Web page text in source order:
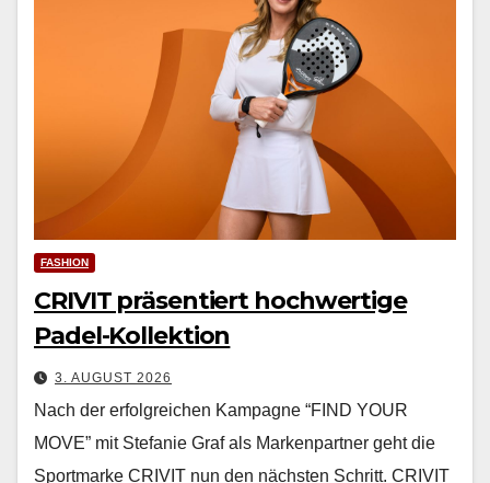
FASHION
CRIVIT präsentiert hochwertige
Padel-Kollektion
3. AUGUST 2026
Nach der erfol­gre­ichen Kam­pagne “FIND YOUR
MOVE” mit Ste­fanie Graf als Marken­part­ner geht die
Sport­marke CRIVIT nun den näch­sten Schritt. CRIVIT